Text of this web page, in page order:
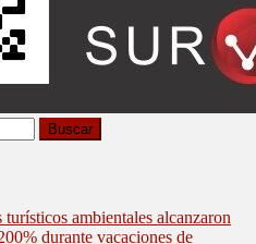
ambientales alcanzaron
durante vacaciones de